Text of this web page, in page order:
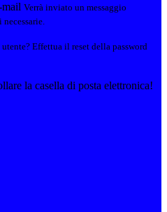
Verrà inviato un messaggio
Effettua il reset della password
la casella di posta elettronica!